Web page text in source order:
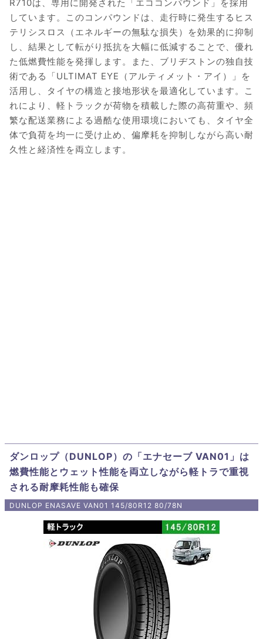
R710は、専用に開発された「エココンパウンド」を採用
しています。このコンパウンドは、走行時に発生するヒス
テリシスロス（エネルギーの無駄な損失）を効果的に抑制
し、結果として転がり抵抗を大幅に低減することで、優れ
た低燃費性能を発揮します。また、ブリヂストンの独自技
術である「ULTIMAT EYE（アルティメット・アイ）」を
活用し、タイヤの構造と接地形状を最適化しています。こ
れにより、軽トラックが荷物を積載した際の高荷重や、頻
繁な配送業務による過酷な使用環境においても、タイヤ全
体で負荷を均一に受け止め、偏摩耗を抑制しながら高い耐
久性と経済性を両立します。
ダンロップ（DUNLOP）の「エナセーブ VAN01」は
燃費性能とウェット性能を両立しながら軽トラで重視
される耐摩耗性能も確保
DUNLOP ENASAVE VAN01 145/80R12 80/78N